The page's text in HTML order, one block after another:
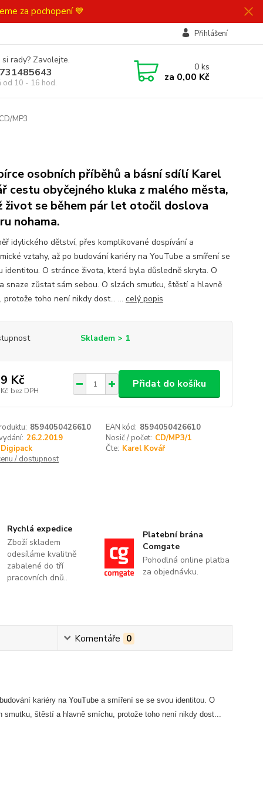
za pochopení 💙
Přihlášení
rady? Zavolejte.
od 10 - 16 hod.
0ks
za 0,00 Kč
MP3
osobních příběhů a básní sdílí Karel
cestu obyčejného kluka z malého města,
život se během pár let otočil doslova
nohama.
idylického dětství, přes komplikované dospívání a
vztahy, až po budování kariéry na YouTube a smíření se
identitou. O stránce života, která byla důsledně skryta. O
snaze zůstat sám sebou. O slzách smutku, štěstí a hlavně
protože toho není nikdy dost... ... celý popis
Skladem > 1
Kč
bez DPH
Přidat do košíku
8594050426610 EAN kód: 8594050426610
26.2.2019 Nosič / počet: CD/MP3/1
Digipack
Čte: Karel Kovář
/ dostupnost
Rychlá expedice
Zboží skladem
odesíláme kvalitně
zabalené do tří
pracovních dnů..
Platební brána
Comgate
Pohodlná online platba
za objednávku.
Komentáře 0
kariéry na YouTube a smíření se se svou identitou. O
štěstí a hlavně smíchu, protože toho není nikdy dost...